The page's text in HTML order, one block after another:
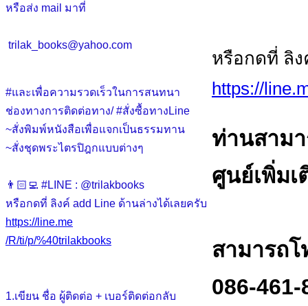
หรือส่ง mail มาที่
trilak_books@yahoo.com
#และเพื่อความรวดเร็วในการสนทนา
ช่องทางการติดต่อทาง/ #สั่งซื้อทางLine
~สั่งพิมพ์หนังสือเพื่อแจกเป็นธรรมทาน
~สั่งชุดพระไตรปิฎกแบบต่างๆ
👨🏻‍💻 #LINE : @trilakbooks
หรือกดที่ ลิงค์ add Line ด้านล่างได้เลยครับ
https://line.me
/R/ti/p/%40trilakbooks
1.เขียน ชื่อ ผู้ติดต่อ + เบอร์ติดต่อกลับ
หรือกดที่ ลิง
https://
ท่านสาม
ศูนย์เพิ่มเ
สามารถ
086-461-